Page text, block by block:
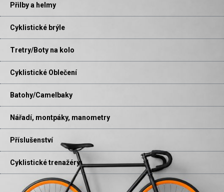
Přilby a helmy
Cyklistické brýle
Tretry/Boty na kolo
Cyklistické Oblečení
Batohy/Camelbaky
Nářadí, montpáky, manometry
Příslušenství
Cyklistické trenažéry